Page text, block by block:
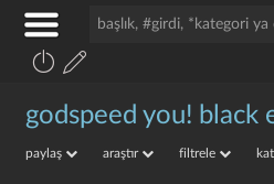
godspeed you! black
paylaş araştır filtrele